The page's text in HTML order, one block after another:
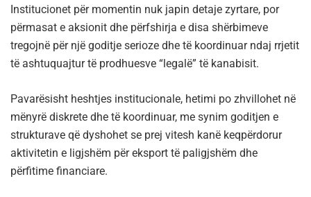
Institucionet për momentin nuk japin detaje zyrtare, por
përmasat e aksionit dhe përfshirja e disa shërbimeve
tregojnë për një goditje serioze dhe të koordinuar ndaj rrjetit
të ashtuquajtur të prodhuesve “legalë” të kanabisit.
Pavarësisht heshtjes institucionale, hetimi po zhvillohet në
mënyrë diskrete dhe të koordinuar, me synim goditjen e
strukturave që dyshohet se prej vitesh kanë keqpërdorur
aktivitetin e ligjshëm për eksport të paligjshëm dhe
përfitime financiare.